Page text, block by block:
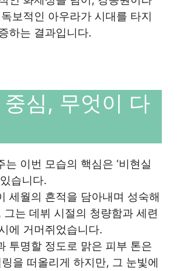
보적인 아우라가 시대를 타지
하는 결과입니다.
심, 무엇이 다
는 이번 모습의 핵심은 ‘비현실
습니다.
세월의 흔적을 담아내며 성숙해
그는 데뷔 시절의 청량함과 세련
에 거머쥐었습니다.
투명할 정도로 맑은 피부 톤은
을 떠올리게 하지만, 그 눈빛에